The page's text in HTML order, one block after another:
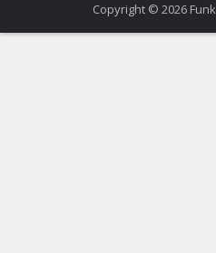
Copyright © 2026